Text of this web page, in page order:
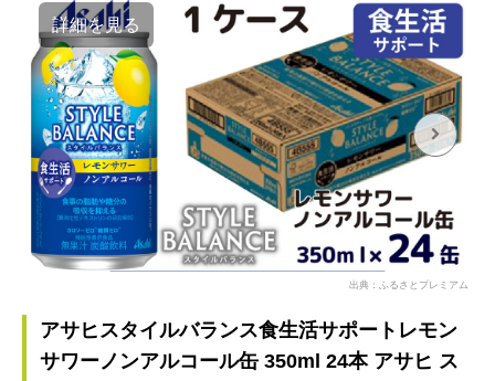
詳細を見る
出典：ふるさとプレミアム
アサヒスタイルバランス食生活サポートレモン
サワーノンアルコール缶 350ml 24本 アサヒ ス